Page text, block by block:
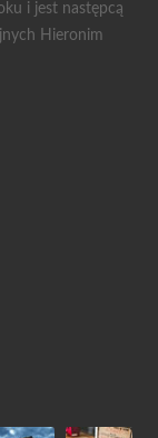
i jest następcą
Hieronim